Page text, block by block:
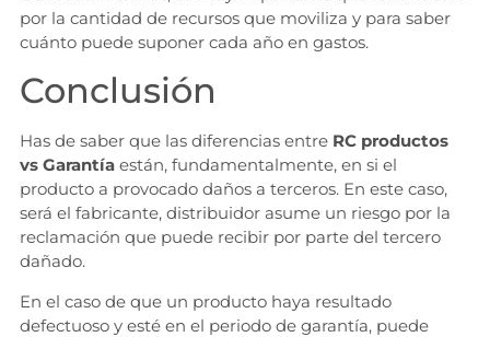
por la cantidad de recursos que moviliza y para saber
cuánto puede suponer cada año en gastos.
Conclusión
Has de saber que las diferencias entreRC productos
vs Garantía están, fundamentalmente, en si el
producto a provocado daños a terceros. En este caso,
será el fabricante, distribuidor asume un riesgo por la
reclamación que puede recibir por parte del tercero
dañado.
En el caso de que un producto haya resultado
defectuoso y esté en el periodo de garantía, puede